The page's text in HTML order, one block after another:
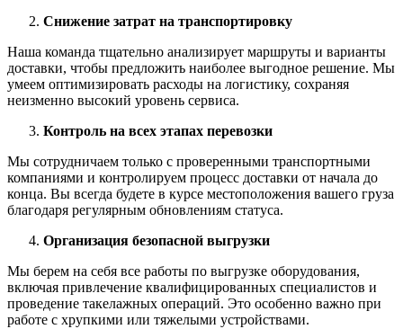
Снижение затрат на транспортировку
Наша команда тщательно анализирует маршруты и варианты
доставки, чтобы предложить наиболее выгодное решение. Мы
умеем оптимизировать расходы на логистику, сохраняя
неизменно высокий уровень сервиса.
Контроль на всех этапах перевозки
Мы сотрудничаем только с проверенными транспортными
компаниями и контролируем процесс доставки от начала до
конца. Вы всегда будете в курсе местоположения вашего груза
благодаря регулярным обновлениям статуса.
Организация безопасной выгрузки
Мы берем на себя все работы по выгрузке оборудования,
включая привлечение квалифицированных специалистов и
проведение такелажных операций. Это особенно важно при
работе с хрупкими или тяжелыми устройствами.